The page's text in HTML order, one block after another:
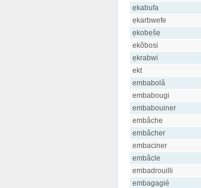
ẹkabufa
ẹkarbwefe
ẹkobẹšẹ
ekõbosi
ẹkrabwi
ekt
embabolâ
embabougi
embabouiner
embâche
embâcher
embaciner
embâcle
embadrouilli
embagagié